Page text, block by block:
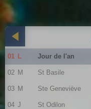
01 L Jour de l'an
02 M St Basile
03 M Ste Geneviève
04 J St Odilon